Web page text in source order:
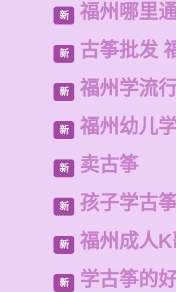
新 福州哪里
新 古筝批发
新 福州学流
新 福州幼儿
新 卖古筝
新 孩子学古
新 福州成人
新 学古筝的